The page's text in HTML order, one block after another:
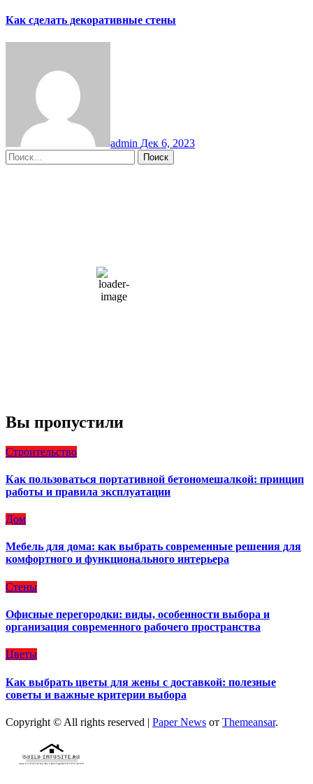
Как сделать декоративные стены
admin Дек 6, 2023
Найти:
66 %
1004 мб
10 mph
Вы пропустили
Строительство
Как пользоваться портативной бетономешалкой: принцип
работы и правила эксплуатации
Дом
Мебель для дома: как выбрать современные решения для
комфортного и функционального интерьера
Стены
Офисные перегородки: виды, особенности выбора и
организация современного рабочего пространства
Цветы
Как выбрать цветы для жены с доставкой: полезные
советы и важные критерии выбора
Copyright © All rights reserved | Paper News от Themeansar.